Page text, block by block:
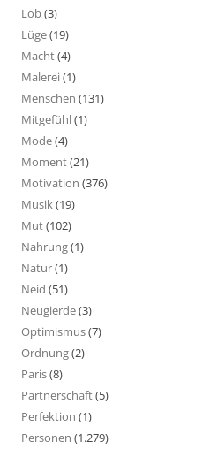
Lob(3)
Lüge(19)
Macht(4)
Malerei(1)
Menschen (131)
Mitgefühl(1)
Mode(4)
Moment(21)
Motivation (376)
Musik(19)
Mut(102)
Nahrung(1)
Natur(1)
Neid (51)
Neugierde(3)
Optimismus(7)
Ordnung(2)
Paris(8)
Partnerschaft(5)
Perfektion (1)
Personen (1.279)